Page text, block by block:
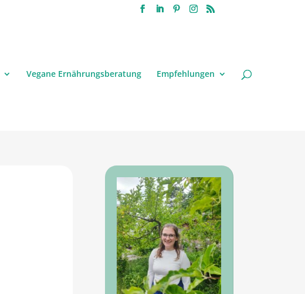
Vegane Ernährungsberatung Empfehlungen